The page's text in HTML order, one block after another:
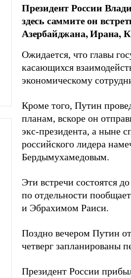
Президент России
здесь саммите он
Азербайджана, Ирана,
Ожидается, что главы
касающихся
экономическому
Кроме того, Путин
планам, вскоре он
экс-президента, а ныне
российского лидера
Бердымухамедовым.
Эти встречи состоятся
по отдельности
и Эбрахимом Раиси.
Поздно вечером Путин
четверг запланированы
Президент России